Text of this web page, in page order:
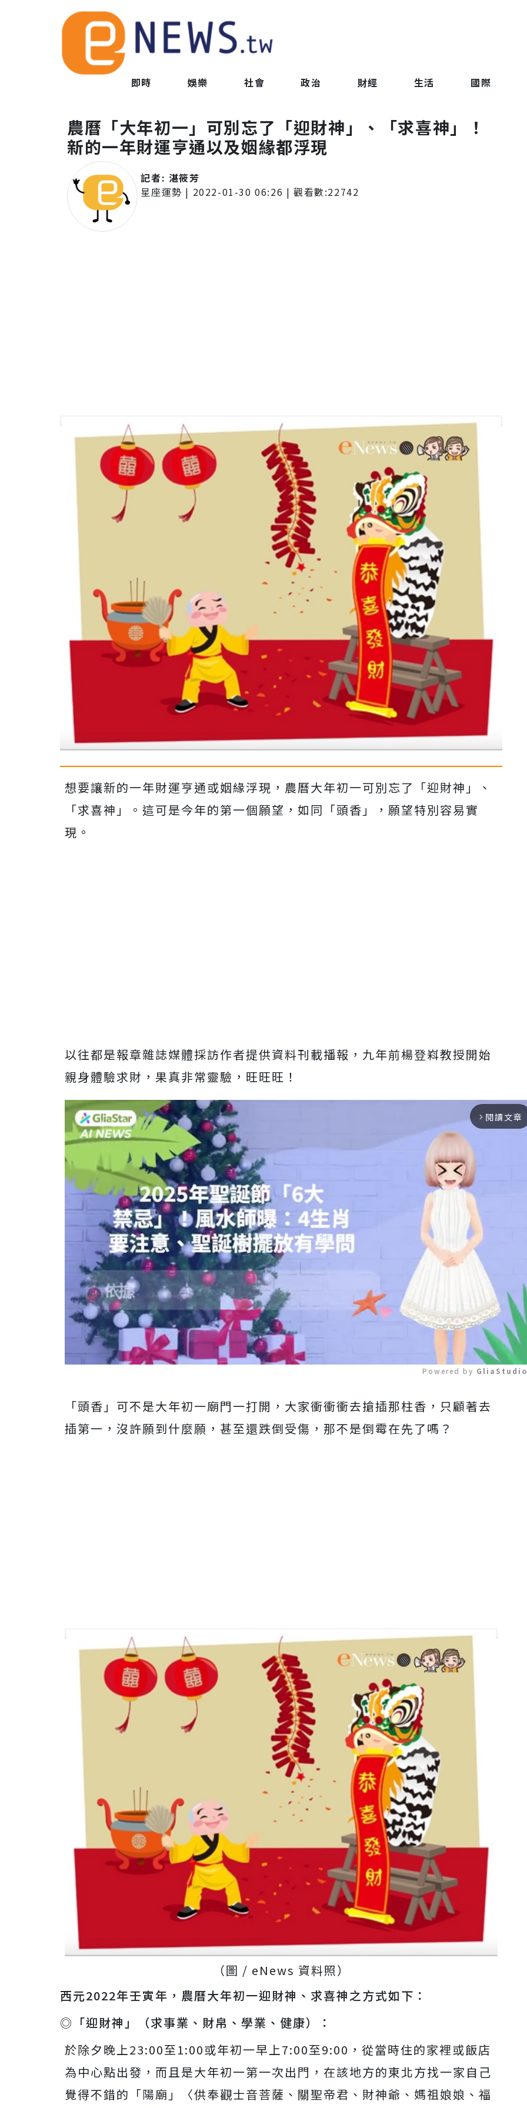
即時 娛樂 社會 政治 財經 生活 國際
農曆「大年初一」可別忘了「迎財神」、「求喜神」！
新的一年財運亨通以及姻緣都浮現
記者: 湛筱芳
星座運勢 | 2022-01-30 06:26 | 觀看數:22742
想要讓新的一年財運亨通或姻緣浮現，農曆大年初一可別忘了「迎財神」、
「求喜神」。這可是今年的第一個願望，如同「頭香」，願望特別容易實
現。
以往都是報章雜誌媒體採訪作者提供資料刊載播報，九年前楊登嵙教授開始
親身體驗求財，果真非常靈驗，旺旺旺！
arrow_forward_ios 閱讀文章
Mute
Powered by
「頭香」可不是大年初一廟門一打開，大家衝衝衝去搶插那柱香，只顧著去
插第一，沒許願到什麼願，甚至還跌倒受傷，那不是倒霉在先了嗎？
（圖 / eNews 資料照）
西元2022年壬寅年，農曆大年初一迎財神、求喜神之方式如下：
◎「迎財神」（求事業、財帛、學業、健康）：
於除夕晚上23:00至1:00或年初一早上7:00至9:00，從當時住的家裡或飯店
為中心點出發，而且是大年初一第一次出門，在該地方的東北方找一家自己
覺得不錯的「陽廟」〈供奉觀士音菩薩、關聖帝君、財神爺、媽祖娘娘、福